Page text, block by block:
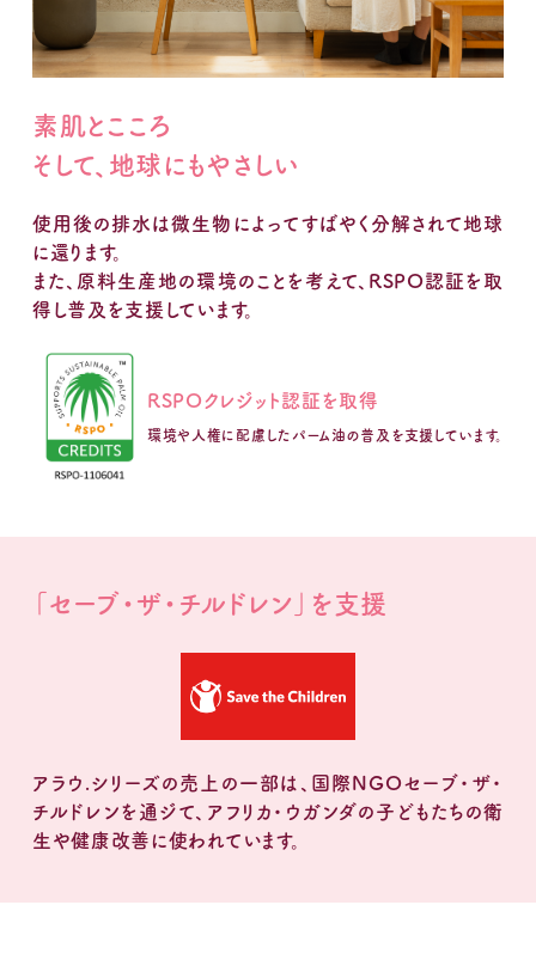
素肌とこころ
そして、地球にもやさしい
使用後の排水は微生物によってすばやく分解されて地球
に還ります。
また、原料生産地の環境のことを考えて、RSPO認証を取
得し普及を支援しています。
RSPOクレジット認証を取得
環境や人権に配慮したパーム油の普及を支援しています。
「セーブ・ザ・チルドレン」を支援
アラウ.シリーズの売上の一部は、国際NGOセーブ・ザ・
チルドレンを通ジて、アフリカ・ウガンダの子どもたちの衛
生や健康改善に使われています。